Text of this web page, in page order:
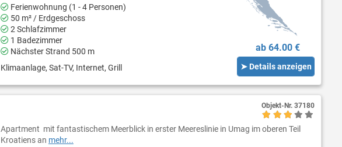
Ferienwohnung (1 - 4 Personen)
50 m² / Erdgeschoss
2 Schlafzimmer
1 Badezimmer
Nächster Strand 500 m
Klimaanlage, Sat-TV, Internet, Grill
ab 64.00 €
➤ Details anzeigen
Apartment mit fantastischem Meerblick in erster Meereslinie in Umag im oberen Teil
Kroatiens an mehr...
Objekt-Nr. 37180